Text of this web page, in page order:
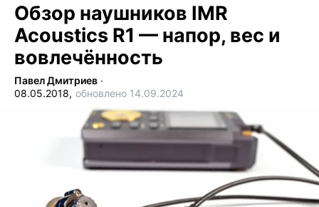
Обзор наушников IMR
Acoustics R1 — напор, вес и
вовлечённость
Павел Дмитриев ∙
08.05.2018, обновлено 14.09.2024